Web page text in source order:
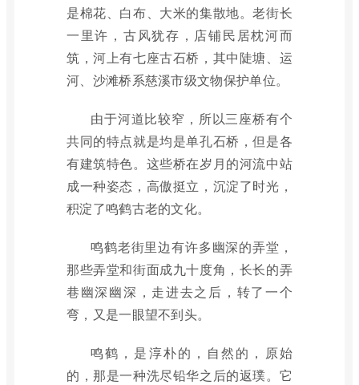
是棉花、白布、大米的集散地。老街长
一里许，古风犹存，店铺民居枕河而
筑，河上有七座古石桥，其中陡塘、运
河、沙滩桥系慈溪市级文物保护单位。
由于河道比较窄，所以三座桥有个
共同的特点就是均是单孔石桥，但是各
有建筑特色。这些桥在岁月的河流中站
成一种姿态，高傲挺立，沉淀了时光，
积淀了鸣鹤古老的文化。
鸣鹤老街里边有许多幽深的弄堂，
那些弄堂和街面成九十度角，长长的弄
巷幽深幽深，走进去之后，转了一个
弯，又是一眼望不到头。
鸣鹤，是淳朴的，自然的，原始
的，那是一种洗尽铅华之后的返璞。它